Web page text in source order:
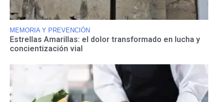
MEMORIA Y PREVENCIÓN
Estrellas Amarillas: el dolor transformado en lucha y
concientización vial